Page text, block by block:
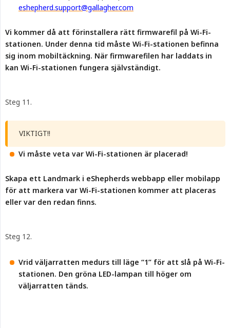
eshepherd.support@gallagher.com
Vi kommer då att förinstallera rätt firmwarefil på Wi-Fi-
stationen. Under denna tid måste Wi-Fi-stationen befinna
sig inom mobiltäckning. När firmwarefilen har laddats in
kan Wi-Fi-stationen fungera självständigt.
Steg 11.
VIKTIGT!!
Vi måste veta var Wi-Fi-stationen är placerad!
Skapa ett Landmark i eShepherds webbapp eller mobilapp
för att markera var Wi-Fi-stationen kommer att placeras
eller var den redan finns.
Steg 12.
Vrid väljarratten medurs till läge “1” för att slå på Wi-Fi-
stationen. Den gröna LED-lampan till höger om
väljarratten tänds.